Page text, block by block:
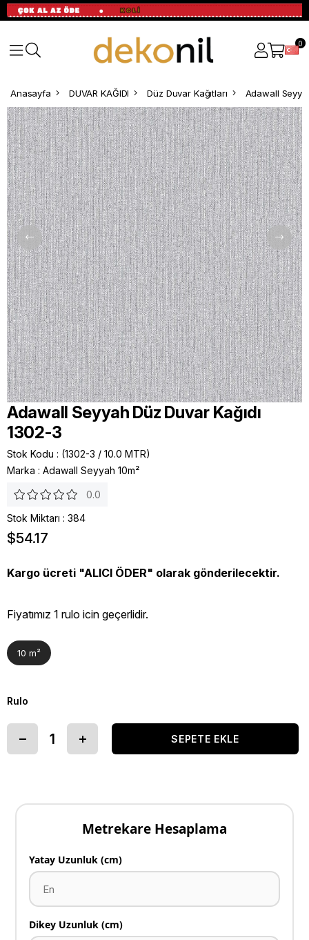
0
Anasayfa DUVAR KAĞIDI Düz Duvar Kağıtları Adawall
Adawall Seyyah Düz Duvar Kağıdı
1302-3
Stok Kodu
(1302-3 / 10.0 MTR)
Marka : Adawall Seyyah 10m²
0.0
Stok Miktarı : 384
$54.17
Kargo ücreti "ALICI ÖDER" olarak gönderilecektir.
Fiyatımız 1 rulo icin geçerlidir.
10 m²
Rulo
Metrekare Hesaplama
Yatay Uzunluk (cm)
Dikey Uzunluk (cm)